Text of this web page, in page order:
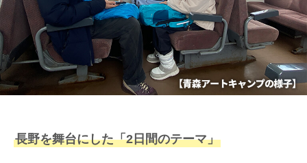
長野を舞台にした「2日間のテーマ」